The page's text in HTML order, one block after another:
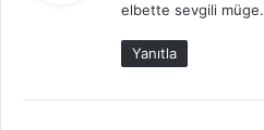
i
elbette sevgili müge.
Yanıtla